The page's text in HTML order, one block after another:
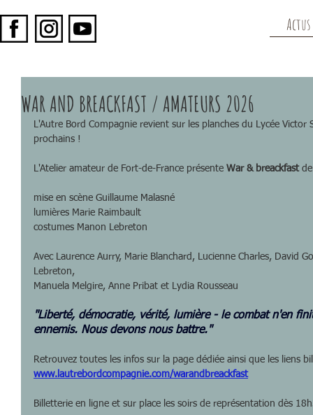
Actus
WAR AND BREACKFAST / AMATEURS 2026
L'Autre Bord Compagnie revient sur les planches du Lycée
prochains !
L'Atelier amateur de Fort-de-France présente War & breackfast de
mise en scène Guillaume Malasné
​lumières Marie Raimbault
costumes Manon Lebreton
​​​Avec Laurence Aurry, Marie Blanchard, Lucienne Charles, David
Lebreton,
Manuela Melgire, Anne Pribat et Lydia Rousseau
"Liberté, démocratie, vérité, lumière - le combat n'en
ennemis. Nous devons nous battre."
Retrouvez toutes les infos sur la page dédiée ainsi que les liens
www.lautrebordcompagnie.com/warandbreackfast
Billetterie en ligne et sur place les soirs de représentation dès